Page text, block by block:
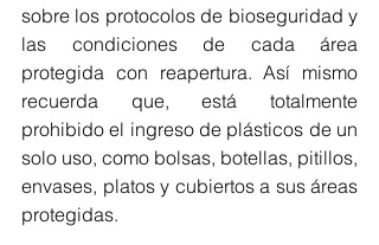
sobre los protocolos de bioseguridad y
las condiciones de cada área
protegida con reapertura. Así mismo
recuerda que, está totalmente
prohibido el ingreso de plásticos de un
solo uso, como bolsas, botellas, pitillos,
envases, platos y cubiertos a sus áreas
protegidas.